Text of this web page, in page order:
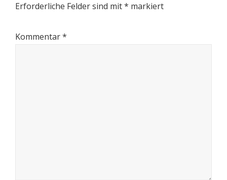
Erforderliche Felder sind mit* markiert
Kommentar*